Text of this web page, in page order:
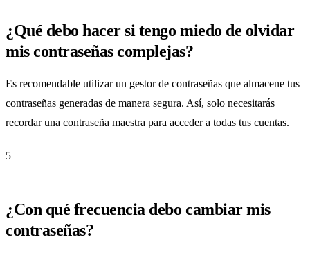
¿Qué debo hacer si tengo miedo de olvidar
mis contraseñas complejas?
Es recomendable utilizar un gestor de contraseñas que almacene tus
contraseñas generadas de manera segura. Así, solo necesitarás
recordar una contraseña maestra para acceder a todas tus cuentas.
5
¿Con qué frecuencia debo cambiar mis
contraseñas?